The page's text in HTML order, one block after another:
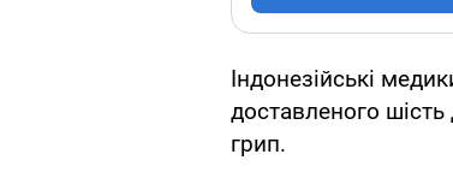
Індонезійські
доставленого
грип.